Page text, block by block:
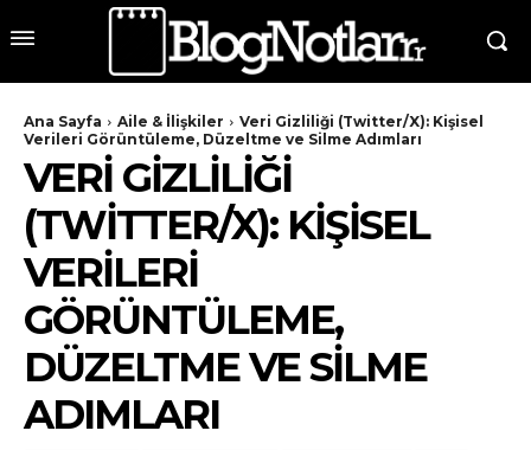
Ana Sayfa Aile & İlişkiler
Veri Gizliliği (Twitter/X): Kişisel
Verileri Görüntüleme, Düzeltme ve Silme Adımları
VERI GIZLILIĞI
(TWITTER/X): KIŞISEL
VERILERI
GÖRÜNTÜLEME,
DÜZELTME VE SILME
ADIMLARI